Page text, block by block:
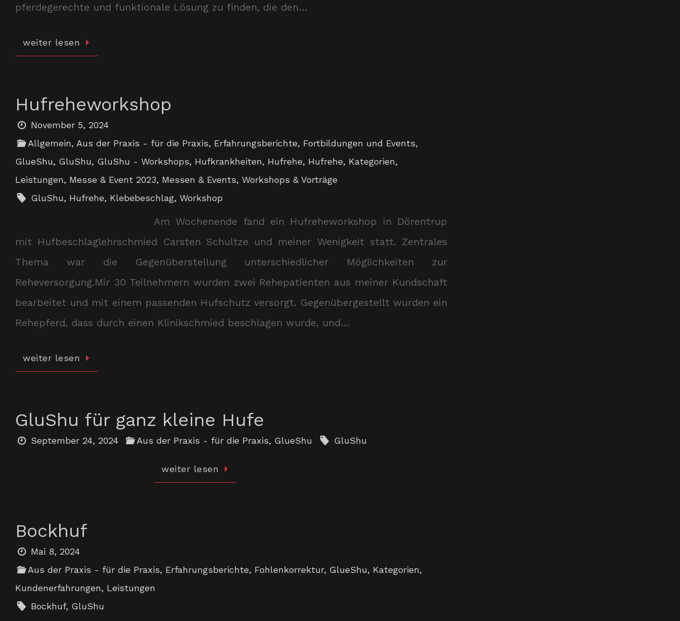
pferdegerechte und funktionale Lösung zu finden, die den…
weiter lesen
Hufreheworkshop
November 5, 2024
Allgemein, Aus der Praxis - für die Praxis, Erfahrungsberichte, Fortbildungen und Events,
GlueShu, GluShu, GluShu - Workshops, Hufkrankheiten, Hufrehe, Hufrehe, Kategorien,
Leistungen, Messe & Event 2023, Messen & Events, Workshops & Vorträge
GluShu, Hufrehe, Klebebeschlag, Workshop
Am Wochenende fand ein Hufreheworkshop in Dörentrup
mit Hufbeschlaglehrschmied Carsten Schultze und meiner Wenigkeit statt. Zentrales
Thema war die Gegenüberstellung unterschiedlicher Möglichkeiten zur
Reheversorgung.Mir 30 Teilnehmern wurden zwei Rehepatienten aus meiner Kundschaft
bearbeitet und mit einem passenden Hufschutz versorgt. Gegenübergestellt wurden ein
Rehepferd, dass durch einen Klinikschmied beschlagen wurde, und…
weiter lesen
GluShu für ganz kleine Hufe
September 24, 2024 Aus der Praxis - für die Praxis, GlueShu GluShu
weiter lesen
Bockhuf
Mai 8, 2024
Aus der Praxis - für die Praxis, Erfahrungsberichte, Fohlenkorrektur, GlueShu, Kategorien,
Kundenerfahrungen, Leistungen
Bockhuf, GluShu